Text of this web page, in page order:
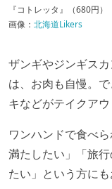
『コトレッタ』（680円）
画像： 北海道Likers
ザンギやジンギス
は、お肉も自慢。
キなどがテイクアウ
ワンハンドで食べ
満たしたい」「旅
たい」という方にも